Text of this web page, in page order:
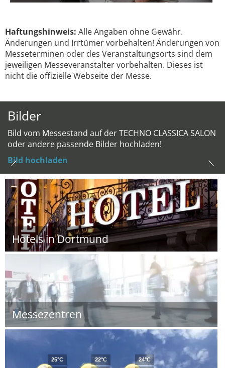
Haftungshinweis: Alle Angaben ohne Gewähr.
Änderungen und Irrtümer vorbehalten! Änderungen von
Messeterminen oder des Veranstaltungsorts sind dem
jeweiligen Messeveranstalter vorbehalten. Dieses ist
nicht die offizielle Webseite der Messe.
Bilder
Bild vom Messestand auf der TECHNO CLASSICA SALON
oder andere passende Bilder hochladen!
Bild hochladen
Hotels in Dortmund
Messezentren
25°C
22°C
24°C